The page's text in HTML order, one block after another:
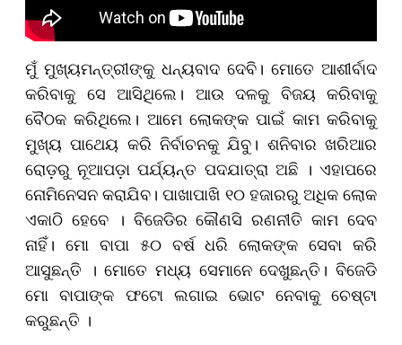
ମୁଁ ମୁଖ୍ୟମନ୍ତ୍ରୀଙ୍କୁ ଧନ୍ୟବାଦ ଦେବି। ମୋତେ ଆଶୀର୍ବାଦ
କରିବାକୁ ସେ ଆସିଥିଲେ। ଆଉ ଦଳକୁ ବିଜୟ କରିବାକୁ
ବୈଠକ କରିଥିଲେ। ଆମେ ଲୋକଙ୍କ ପାଇଁ କାମ କରିବାକୁ
ମୁଖ୍ୟ ପାଥେୟ କରି ନିର୍ବାଚନକୁ ଯିବୁ। ଶନିବାର ଖରିଆର
ରୋଡ଼ରୁ ନୂଆପଡ଼ା ପର୍ଯ୍ୟନ୍ତ ପଦଯାତ୍ରା ଅଛି । ଏହାପରେ
ନୋମିନେସନ କରାଯିବ। ପାଖାପାଖି ୧୦ ହଜାରରୁ ଅଧିକ ଲୋକ
ଏକାଠି ହେବେ । ବିଜେଡିର କୌଣସି ରଣନୀତି କାମ ଦେବ
ନାହିଁ। ମୋ ବାପା ୫୦ ବର୍ଷ ଧରି ଲୋକଙ୍କ ସେବା କରି
ଆସୁଛନ୍ତି । ମୋତେ ମଧ୍ୟ ସେମାନେ ଦେଖୁଛନ୍ତି। ବିଜେଡି
ମୋ ବାପାଙ୍କ ଫଟୋ ଲଗାଇ ଭୋଟ ନେବାକୁ ଚେଷ୍ଟା
କରୁଛନ୍ତି ।